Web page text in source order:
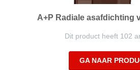
A+P Radiale asafdichting
Dit product heeft 102
GA NAAR